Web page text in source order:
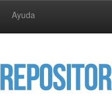
Ayuda